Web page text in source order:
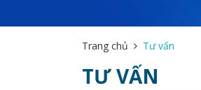
Trang chủ Tư vấn
TƯ VẤN